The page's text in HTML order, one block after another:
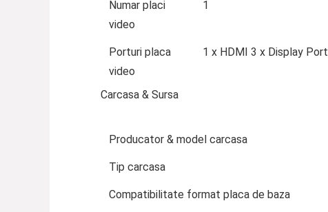
Numar placi
video
1
Porturi placa
video
1 x HDMI 3 x Display Port
Carcasa & Sursa
Producator & model carcasa
Tip carcasa
Compatibilitate format placa de baza